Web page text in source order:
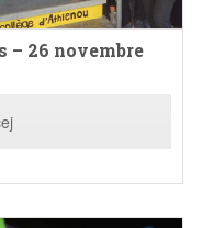
– 26 novembre